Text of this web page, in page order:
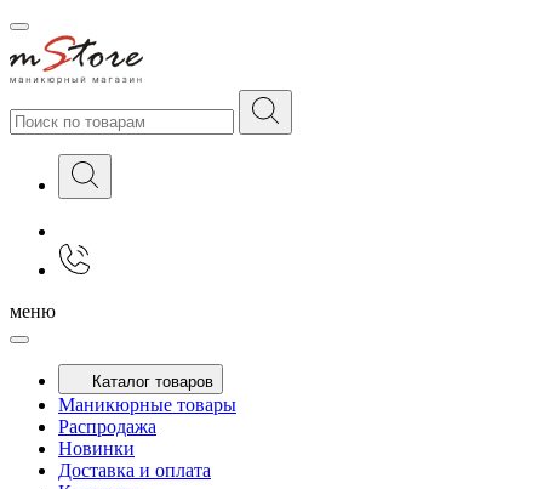
меню
Каталог товаров
Маникюрные товары
Распродажа
Новинки
Доставка и оплата